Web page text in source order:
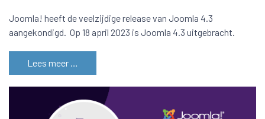
Joomla! heeft de veelzijdige release van Joomla 4.3
aangekondigd. Op 18 april 2023 is Joomla 4.3 uitgebracht.
Lees meer …